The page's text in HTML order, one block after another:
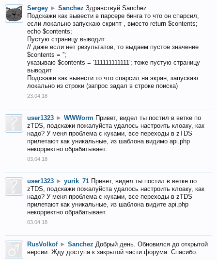
Sergey ► Sanchez Здравствуй Sanchez
Подскажи как вывести в парсере бинга то что он спарсил,
если локально запускаю скрипт , вместо return $contents;
echo $contents;
Пустую страницу выводит
// даже если нет результатов, то выдаем пустое значение
$contents = '';
указываю $contents = '111111111111'; тоже пустую страницу
выводит
Подскажи как вывести то что спарсил на экран, запускаю
локально из строки (запрос задал в строке поиска)
23.04.18
user1323 ► WWWorm Привет, видел ты постил в ветке по
zTDS, подскажи пожалуйста удалось настроить клоаку, как
надо? У меня проблема с куками, все переходы в zTDS
прилетают как уникальные, из шаблона видимо api.php
некорректно обрабатывает.
03.04.18
user1323 ► yurik_71 Привет, видел ты постил в ветке по
zTDS, подскажи пожалуйста удалось настроить клоаку, как
надо? У меня проблема с куками, все переходы в zTDS
прилетают как уникальные, из шаблона видите api.php
некорректно обрабатывает.
03.04.18
RusVolkof ► Sanchez Добрый день. Обновился до открытой
версии. Жду доступа к закрытой части форума. Спасибо.